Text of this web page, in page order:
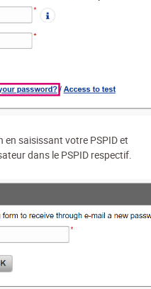
en saisissant votre PSPID et
dans le PSPID respectif.